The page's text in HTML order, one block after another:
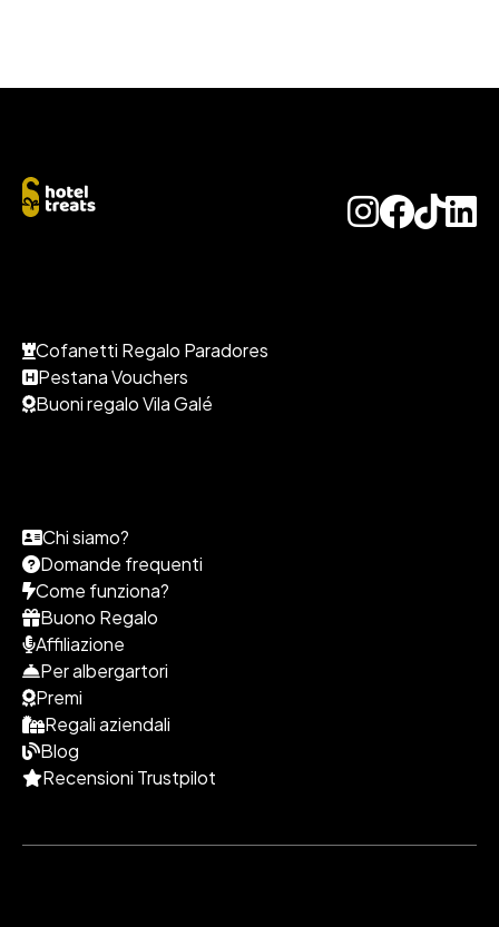
Cofanetti Regalo Paradores
Pestana Vouchers
Buoni regalo Vila Galé
Chi siamo?
Domande frequenti
Come funziona?
Buono Regalo
Affiliazione
Per albergartori
Premi
Regali aziendali
Blog
Recensioni Trustpilot